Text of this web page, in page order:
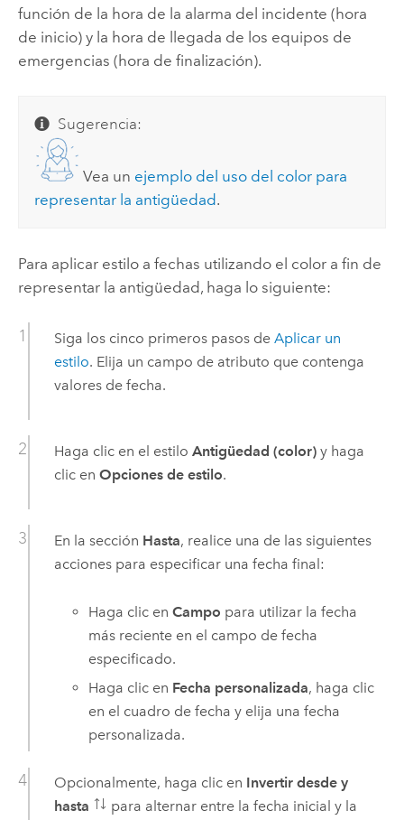
función de la hora de la alarma del incidente (hora
de inicio) y la hora de llegada de los equipos de
emergencias (hora de finalización).
Sugerencia:
Vea un ejemplo del uso del color para
representar la antigüedad.
Para aplicar estilo a fechas utilizando el color a fin de
representar la antigüedad, haga lo siguiente:
Siga los cinco primeros pasos de Aplicar un
estilo. Elija un campo de atributo que contenga
valores de fecha.
Haga clic en el estilo Antigüedad (color)y haga
clic en Opciones de estilo.
En la sección Hasta, realice una de las siguientes
acciones para especificar una fecha final:
Haga clic enCampo para utilizar la fecha
más reciente en el campo de fecha
especificado.
Haga clic en Fecha personalizada, haga clic
en el cuadro de fecha y elija una fecha
personalizada.
Opcionalmente, haga clic en Invertir desde y
hasta
para alternar entre la fecha inicial y la